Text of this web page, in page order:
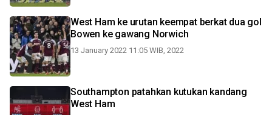
West Ham ke urutan keempat berkat dua gol
Bowen ke gawang Norwich
13 January 2022 11:05 WIB, 2022
Southampton patahkan kutukan kandang
West Ham